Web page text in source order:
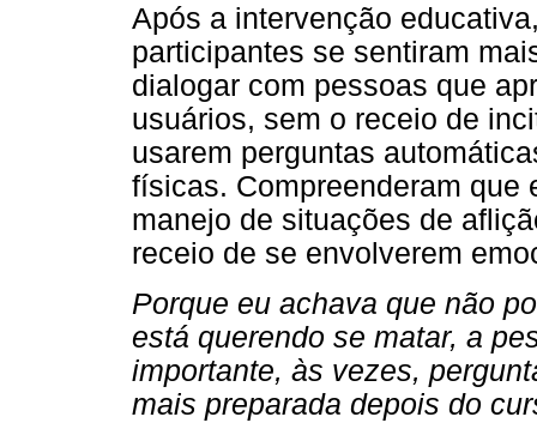
Após a intervenção
participantes se sentiram
dialogar com pessoas que
usuários, sem o receio de
usarem perguntas
físicas. Compreenderam que
manejo de situações de
receio de se envolverem
Porque eu achava que não
está querendo se matar, a
importante, às vezes,
mais preparada depois do